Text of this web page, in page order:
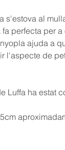
s'estova al
perfecta per
ajuda a
l'aspecte de
Luffa ha estat